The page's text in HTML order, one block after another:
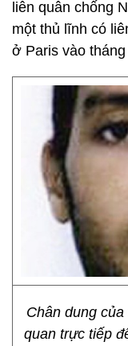
liên quân chống
một thủ lĩnh có
ở Paris vào
Chân dung
quan trực tiếp